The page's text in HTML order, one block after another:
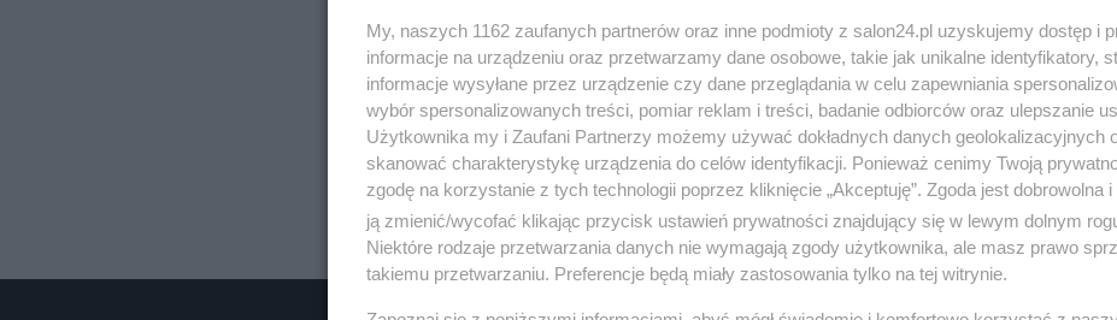
My, naszych 1162 zaufanych partnerów oraz inne podmioty z salon24.pl uzyskujemy dostęp i
informacje na urządzeniu oraz przetwarzamy dane osobowe, takie jak unikalne identyfikatory,
informacje wysyłane przez urządzenie czy dane przeglądania w celu zapewniania
wybór spersonalizowanych treści, pomiar reklam i treści, badanie odbiorców oraz ulepszanie
Użytkownika my i Zaufani Partnerzy możemy używać dokładnych danych geolokalizacyjnych
skanować charakterystykę urządzenia do celów identyfikacji. Ponieważ cenimy Twoją
zgodę na korzystanie z tych technologii poprzez kliknięcie „Akceptuję”. Zgoda jest dobrowolna
ją zmienić/wycofać klikając przycisk ustawień prywatności znajdujący się w lewym dolnym
Niektóre rodzaje przetwarzania danych nie wymagają zgody użytkownika, ale masz prawo
takiemu przetwarzaniu. Preferencje będą miały zastosowania tylko na tej witrynie.